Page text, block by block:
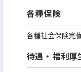
各種保険
各種社会保険完
待遇・福利厚